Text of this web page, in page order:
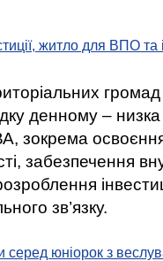
житло для ВПО
громад
денному –
зокрема освоєння
забезпечення
зв’язку.
юніорок з